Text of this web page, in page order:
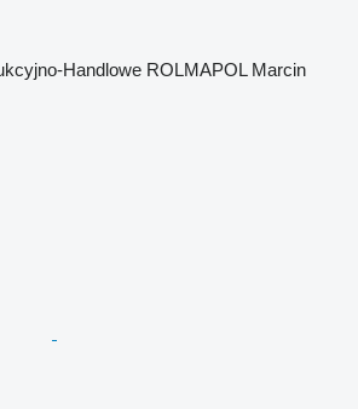
Handlowe ROLMAPOL Marcin